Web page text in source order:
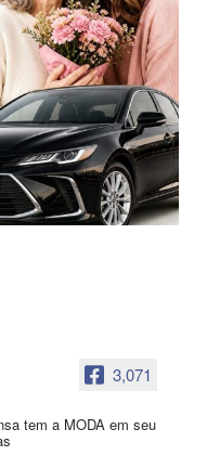
3,071
tem a MODA em seu